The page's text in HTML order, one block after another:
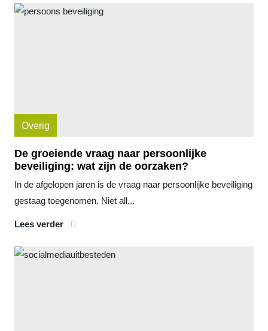
Overig
De groeiende vraag naar persoonlijke
beveiliging: wat zijn de oorzaken?
In de afgelopen jaren is de vraag naar persoonlijke beveiliging
gestaag toegenomen. Niet all...
Lees verder